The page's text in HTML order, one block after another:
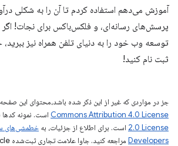
آموزش می‌دهم استفاده کردم تا آن را به شکلی
پرسش‌های رسانه‌ای، و فلکس‌باکس برای نجات!
توسعه وب خود را به دنیای تلفن همراه نیز
ثبت نام کنید!
جز در مواردی که غیر از این ذکر شده باشد،‌محتوای این
Commons Attribution 4.0 License است. نمونه کدها
2.0 License است. برای اطلاع از جزئیات، به
Developers‏